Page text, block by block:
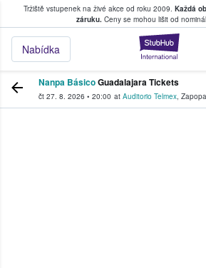
Tržiště vstupenek na živé akce od roku 2009. Každá
záruku.Ceny se mohou lišit od
Nabídka
kde fanoušci kupují a
Nanpa BásicoGuadalajara Tickets
čt 27. 8. 2026 • 20:00 at Auditorio Telmex,